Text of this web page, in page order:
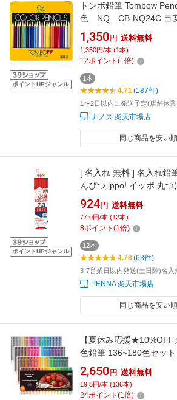
ポイントUPジャンル
トンボ鉛筆 Tombow
色 NQ CB-NQ24C 目
1,350 円 送料無料
1,350円/本 (1本)
12ポイント (1倍)
1本
4.71(187件)
1〜2日以内に発送予定(店舗休
ナノズ 楽天市場店
同じ商品を安い
ポイントUPジャンル
[ 名入れ 無料 ] 名入れ鉛
んぴつ ippo! イッポ 丸つ
んぴつ 赤7:青3 ダース
Tombow
924 円 送料無料
77.0円/本 (12本)
8ポイント (1倍)
12本
4.78(63件)
3-7営業日以内発送(土日除)名入
PENNA 楽天市場店
同じ商品を安い
【夏休み応援
色鉛筆 136~180色セッ
ンセット 大人の塗り絵
落書き 手帳 ノード子供
い
2,650 円 送料無料
19.5円/本 (136本)
24ポイント (1倍)